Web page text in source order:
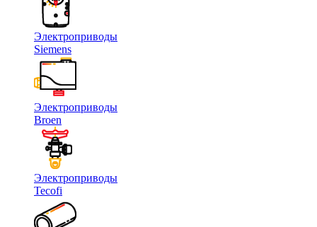
Электроприводы
Siemens
Электроприводы
Broen
Электроприводы
Tecofi